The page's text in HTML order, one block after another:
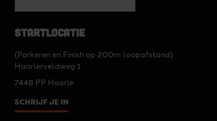
Startlocatie
(Parkeren en Finish op 200m loopafstand)
Haarlerveldweg 1
7448 PP Haarle
SCHRIJF JE IN